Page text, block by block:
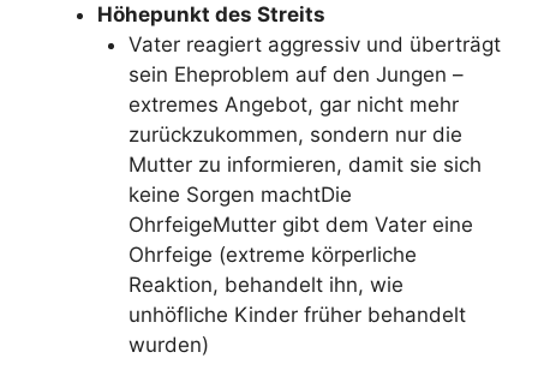
Höhepunkt des Streits
Vater reagiert aggressiv und überträgt
sein Eheproblem auf den Jungen –
extremes Angebot, gar nicht mehr
zurückzukommen, sondern nur die
Mutter zu informieren, damit sie sich
keine Sorgen machtDie
OhrfeigeMutter gibt dem Vater eine
Ohrfeige (extreme körperliche
Reaktion, behandelt ihn, wie
unhöfliche Kinder früher behandelt
wurden)